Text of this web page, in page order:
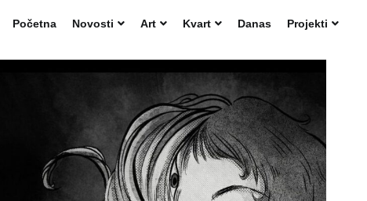
Početna
Novosti Art Kvart Danas Projekti